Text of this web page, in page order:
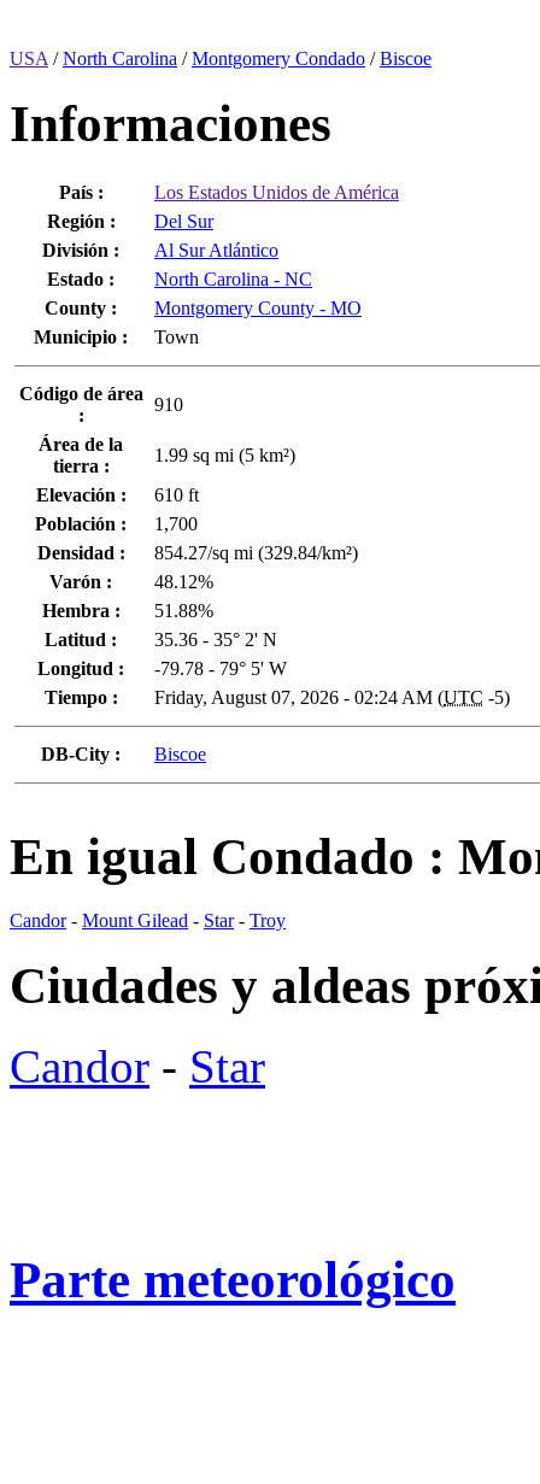
USA /North Carolina /Montgomery Condado /Biscoe
Informaciones
País :
Los Estados Unidos de América
Región :
Del Sur
División :
Al Sur Atlántico
Estado :
North Carolina - NC
County :
Montgomery County - MO
Municipio :
Town
Código de área
:
910
Área de la
tierra :
1.99 sq mi (5 km²)
Elevación :
610 ft
Población :
1,700
Densidad :
854.27/sq mi (329.84/km²)
Varón :
48.12%
Hembra :
51.88%
Latitud :
35.36 - 35° 2' N
Longitud :
-79.78 - 79° 5' W
Tiempo :
Friday, August 07, 2026 - 02:24 AM (UTC -5)
DB-City : Biscoe
En igual Condado :
Candor- Mount Gilead - Star- Troy
Ciudades y aldeas
Candor - Star
Parte meteorológico